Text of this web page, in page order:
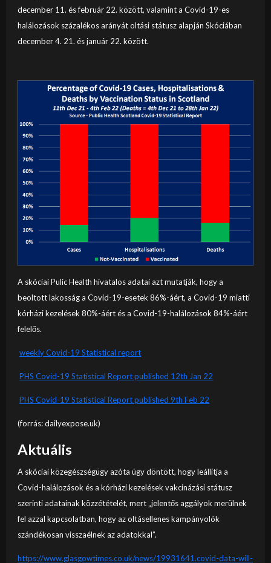
december 11. és február 22. között, valamint a Covid-19-es
halálozások százalékos arányát oltási státusz alapján Skóciában
december 4. 21. és január 22. között.
A skóciai Pulic Health hivatalos adatai azt mutatják, hogy a
beoltott lakosság a Covid-19-esetek 86%-áért, a Covid-19 miatti
kórházi kezelések 80%-áért és a Covid-19-halálozások 84%-áért
felelős.
weekly Covid-19 Statistical report
PHS Covid-19 Statistical Report published 12th Jan 22
PHS Covid-19 Statistical Report published 9th Feb 22
(forrás: dailyexpose.uk)
Aktuális
A skóciai közegészségügy azóta úgy döntött, hogy leállítja a
Covid-halálozások és a kórházi kezelések vakcinázási státusz
szerinti adatainak közzétételét, mert „jelentős aggályok merülnek
fel azzal kapcsolatban, hogy az oltásellenes kampányolók
szándékosan visszaélnek az adatokkal”.
https://www.glasgowtimes.co.uk/news/19931641.covid-data-will-